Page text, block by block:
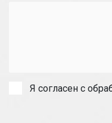
Я согласен с